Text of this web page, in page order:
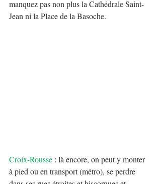
manquez pas non plus la Cathédrale Saint-
Jean ni la Place de la Basoche.
Croix-Rousse : là encore, on peut y monter
à pied ou en transport (métro), se perdre